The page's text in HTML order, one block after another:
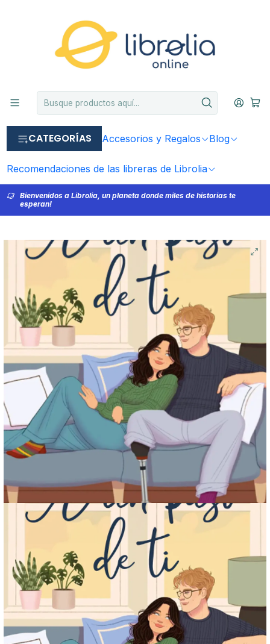
CATEGORÍAS Accesorios y Regalos Blog
Recomendaciones de las libreras de Librolia
Bienvenidos a Librolia, un planeta donde miles de historias te
esperan!